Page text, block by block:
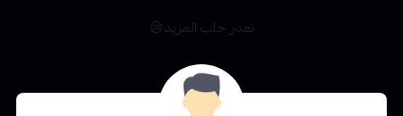
تعذر جلب المزيد😢